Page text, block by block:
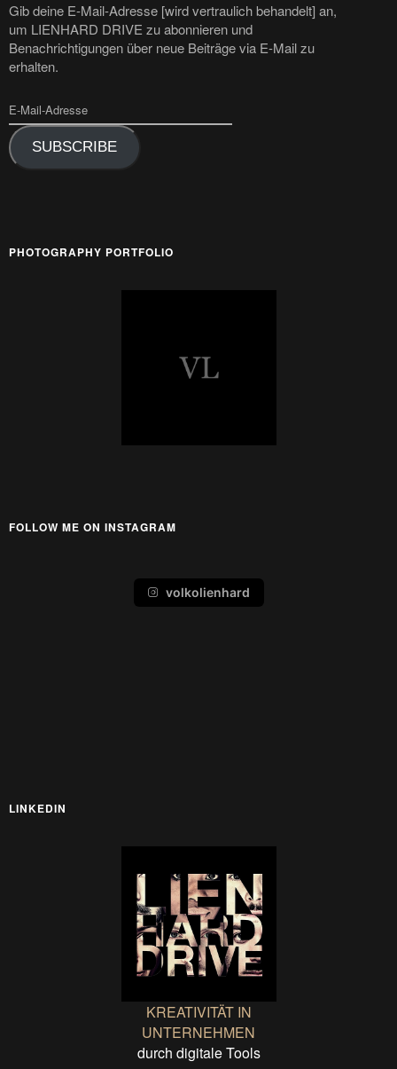
Gib deine E-Mail-Adresse [wird vertraulich behandelt] an,
um LIENHARD DRIVE zu abonnieren und
Benachrichtigungen über neue Beiträge via E-Mail zu
erhalten.
SUBSCRIBE
PHOTOGRAPHY PORTFOLIO
FOLLOW ME ON INSTAGRAM
volkolienhard
LINKEDIN
KREATIVITÄT IN
UNTERNEHMEN
durch digitale Tools